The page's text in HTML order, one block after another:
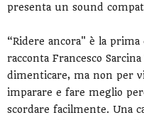
presenta un sound
“Ridere ancora" è la
racconta Francesco
dimenticare, ma non per
imparare e fare meglio
scordare facilmente. Una